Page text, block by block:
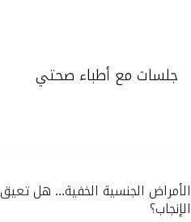
جلسات مع أطباء صحتي
الأمراض الجنسية الخفية... هل تعيق
الإنجاب؟